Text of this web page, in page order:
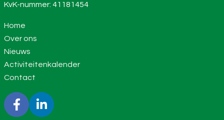
KvK-nummer: 41181454
Home
Over ons
Nieuws
Activiteitenkalender
Contact